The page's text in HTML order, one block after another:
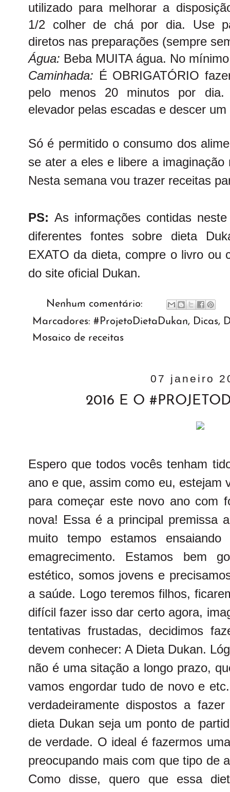
utilizado para melhorar a
1/2 colher de chá por dia. Use
diretos nas preparações (sempre
Água: Beba MUITA água. No
Caminhada: É OBRIGATÓRIO
pelo menos 20 minutos por
elevador pelas escadas e descer
Só é permitido o consumo dos
se ater a eles e libere a
Nesta semana vou trazer receitas
PS: As informações contidas
diferentes fontes sobre dieta
EXATO da dieta, compre o livro ou
do site oficial Dukan.
Nenhum comentário:
Marcadores: #ProjetoDietaDukan, Dicas,
Mosaico de receitas
07 janeiro
2016 E O
Espero que todos vocês tenham
ano e que, assim como eu, estejam
para começar este novo ano com
nova! Essa é a principal premissa
muito tempo estamos
emagrecimento. Estamos bem
estético, somos jovens e
a saúde. Logo teremos filhos,
difícil fazer isso dar certo agora,
tentativas frustadas, decidimos
devem conhecer: A Dieta Dukan.
não é uma sitação a longo prazo,
vamos engordar tudo de novo e
verdadeiramente dispostos a
dieta Dukan seja um ponto de
de verdade. O ideal é fazermos
preocupando mais com que tipo de
Como disse, quero que essa